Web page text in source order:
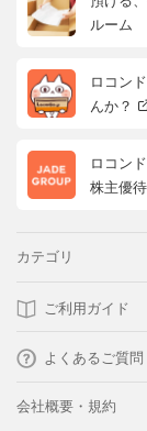
ルーム
ロコン
んか？
ロコン
株主優
カテゴリ
ご利用ガイド
よくあるご質問
会社概要・規約